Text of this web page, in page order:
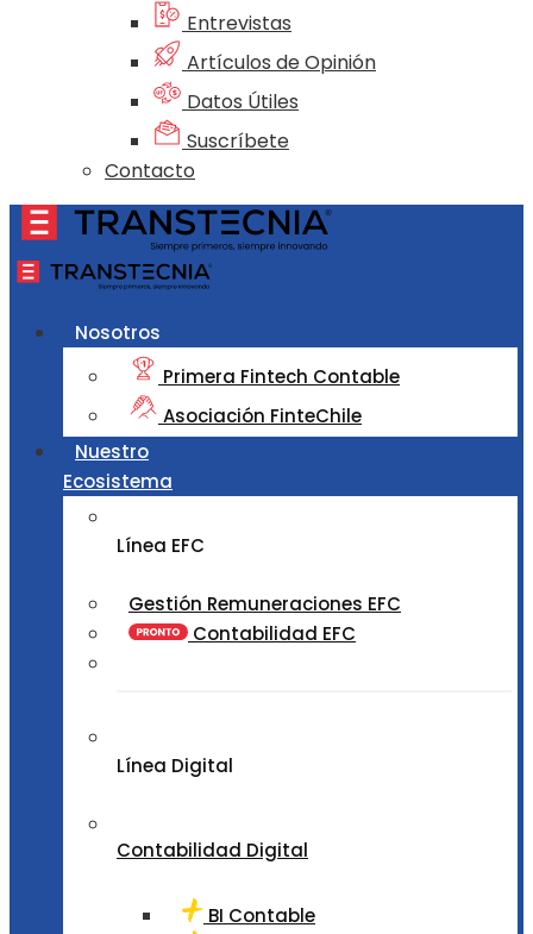
Entrevistas
Artículos de Opinión
Datos Útiles
Suscríbete
Contacto
Nosotros
Primera Fintech Contable
Asociación FinteChile
Nuestro
Ecosistema
Línea EFC
Gestión Remuneraciones EFC
Contabilidad EFC
Línea Digital
Contabilidad Digital
BI Contable